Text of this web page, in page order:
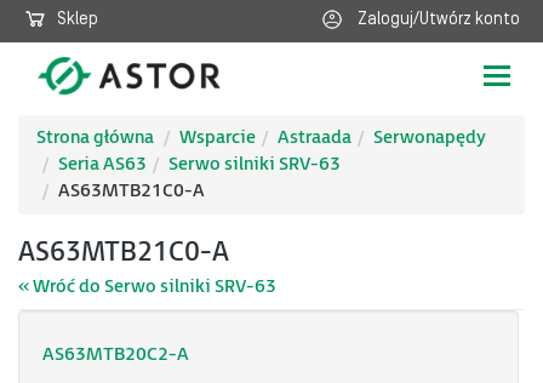
Sklep Zaloguj/Utwórz konto
Strona główna
Wsparcie Astraada
Serwonapędy
Seria AS63
Serwo silniki SRV-63
AS63MTB21C0-A
AS63MTB21C0-A
« Wróć do Serwo silniki SRV-63
AS63MTB20C2-A